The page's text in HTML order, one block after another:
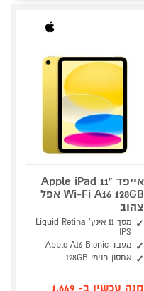
אייפד Apple iPad 11"
Wi-Fi A16 128GB אפל
צהוב
מסך 11 אינץ' Liquid Retina
IPS
מעבד Apple A16 Bionic
אחסון פנימי 128GB
קנה עכשיו ב- 1,649